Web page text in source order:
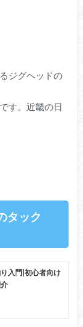
ジグヘッドの
す。近畿の日
タック
入門|初心者向け